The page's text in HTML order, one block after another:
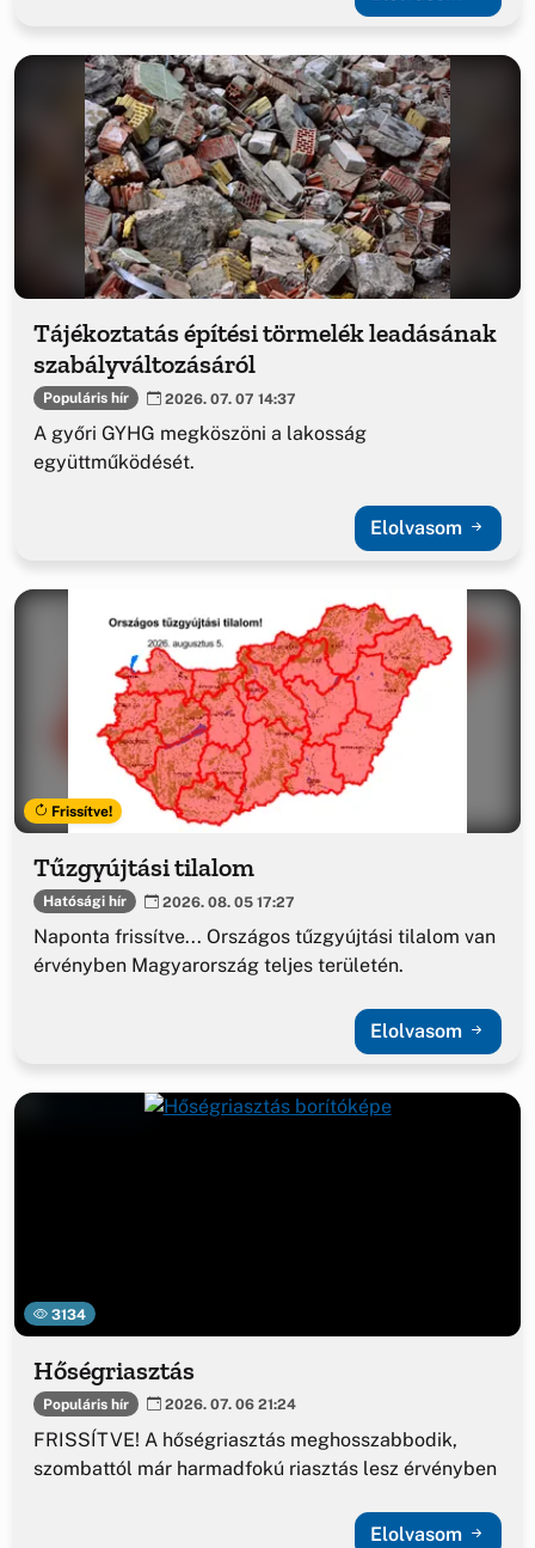
Tájékoztatás építési törmelék leadásának
szabályváltozásáról
Populáris hír 2026. 07. 07 14:37
A győri GYHG megköszöni a lakosság
együttműködését.
Elolvasom
Frissítve!
Tűzgyújtási tilalom
Hatósági hír 2026. 08. 05 17:27
Naponta frissítve... Országos tűzgyújtási tilalom van
érvényben Magyarország teljes területén.
Elolvasom
3134
Hőségriasztás
Populáris hír 2026. 07. 06 21:24
FRISSÍTVE! A hőségriasztás meghosszabbodik,
szombattól már harmadfokú riasztás lesz érvényben
Elolvasom